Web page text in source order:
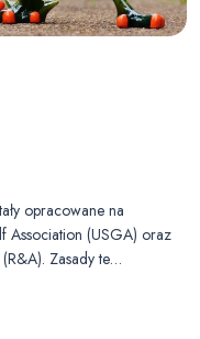
opracowane na
Association (USGA) oraz
Zasady te…